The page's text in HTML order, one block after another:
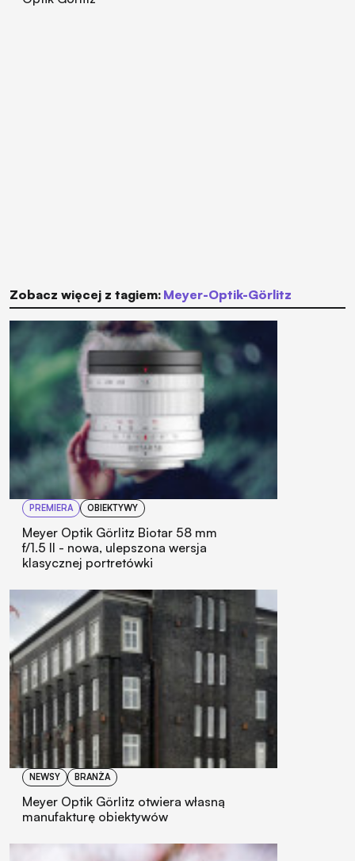
Zobacz więcej z tagiem: Meyer-Optik-Görlitz
PREMIERA OBIEKTYWY
Meyer Optik Görlitz Biotar 58 mm
f/1.5 II - nowa, ulepszona wersja
klasycznej portretówki
NEWSY BRANŻA
Meyer Optik Görlitz otwiera własną
manufakturę obiektywów